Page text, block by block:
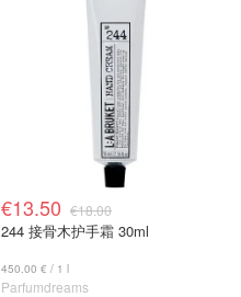
€13.50 €18.00
244 接骨木护手霜 30ml
450.00 € / 1 l
Parfumdreams